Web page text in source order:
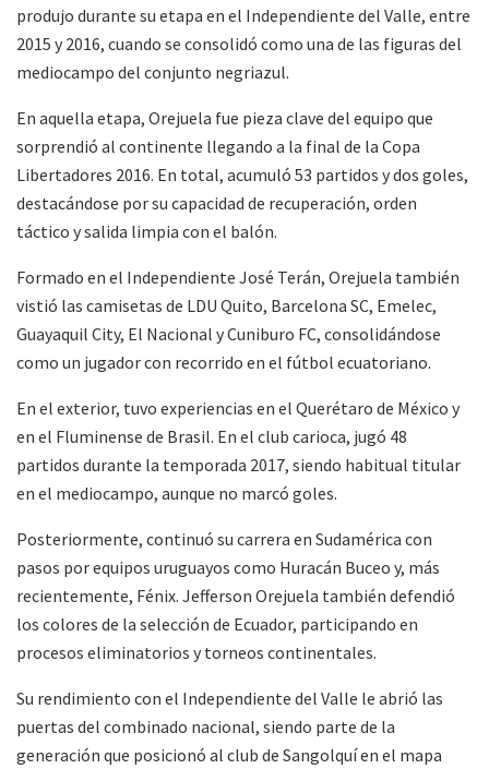
produjo durante su etapa en el Independiente del Valle, entre
2015 y 2016, cuando se consolidó como una de las figuras del
mediocampo del conjunto negriazul.
En aquella etapa, Orejuela fue pieza clave del equipo que
sorprendió al continente llegando a la final de la Copa
Libertadores 2016. En total, acumuló 53 partidos y dos goles,
destacándose por su capacidad de recuperación, orden
táctico y salida limpia con el balón.
Formado en el Independiente José Terán, Orejuela también
vistió las camisetas de LDU Quito, Barcelona SC, Emelec,
Guayaquil City, El Nacional y Cuniburo FC, consolidándose
como un jugador con recorrido en el fútbol ecuatoriano.
En el exterior, tuvo experiencias en el Querétaro de México y
en el Fluminense de Brasil. En el club carioca, jugó 48
partidos durante la temporada 2017, siendo habitual titular
en el mediocampo, aunque no marcó goles.
Posteriormente, continuó su carrera en Sudamérica con
pasos por equipos uruguayos como Huracán Buceo y, más
recientemente, Fénix. Jefferson Orejuela también defendió
los colores de la selección de Ecuador, participando en
procesos eliminatorios y torneos continentales.
Su rendimiento con el Independiente del Valle le abrió las
puertas del combinado nacional, siendo parte de la
generación que posicionó al club de Sangolquí en el mapa